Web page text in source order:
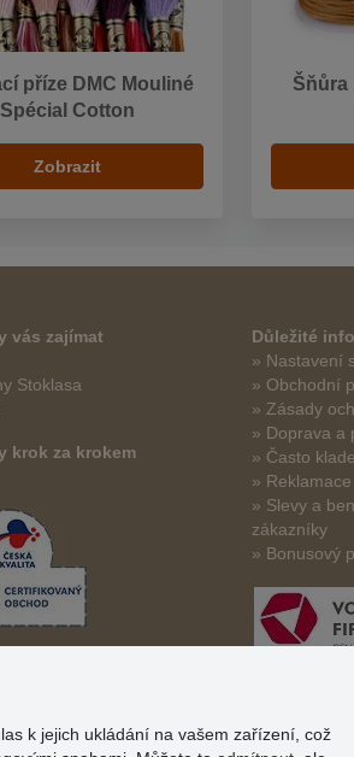
příze DMC Mouliné
Spécial Cotton
Zobrazit
Šňůra
vás zajímat
Stoklasa
krok za krokem
Důležité
» Nastavení
» Obchodní
» Zásady
» Doprava a
» Často
» Reklamace
» Slevy a
zákazníky
» Bonusový
k jejich ukládání na vašem zařízení, což